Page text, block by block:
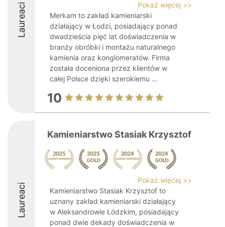
Laureaci
Pokaż więcej >>
Merkam to zakład kamieniarski
działający w Łodzi, posiadający ponad
dwadzieścia pięć lat doświadczenia w
branży obróbki i montażu naturalnego
kamienia oraz konglomeratów. Firma
została doceniona przez klientów w
całej Polsce dzięki szerokiemu ...
10
Laureaci
Kamieniarstwo Stasiak Krzysztof
Pokaż więcej >>
Kamieniarstwo Stasiak Krzysztof to
uznany zakład kamieniarski działający
w Aleksandrowie Łódzkim, posiadający
ponad dwie dekady doświadczenia w